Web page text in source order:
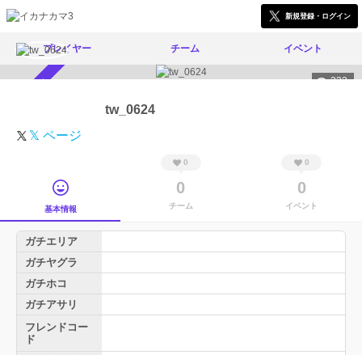
新規登録・ログイン
プレイヤー チーム イベント
232
tw_0624
𝕏 ページ
基本情報
0
0
チーム
0
0
イベント
ガチエリア
ガチヤグラ
ガチホコ
ガチアサリ
フレンドコー
ド